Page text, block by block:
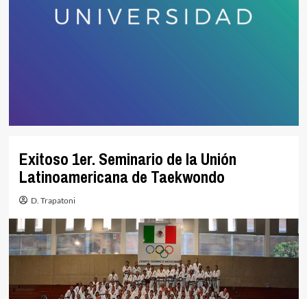
Exitoso 1er. Seminario de la Unión
Latinoamericana de Taekwondo
D. Trapatoni